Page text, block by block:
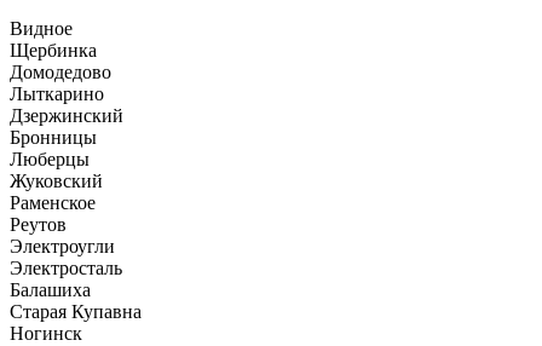
Видное
Щербинка
Домодедово
Лыткарино
Дзержинский
Бронницы
Люберцы
Жуковский
Раменское
Реутов
Электроугли
Электросталь
Балашиха
Старая Купавна
Ногинск